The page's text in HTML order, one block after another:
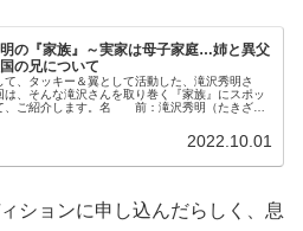
の『家族』～実家は母子家庭…姉と異父
の兄について
て、タッキー＆翼として活動した、滝沢秀明さ
は、そんな滝沢さんを取り巻く『家族』にスポッ
、ご紹介します。名 前：滝沢秀明（たきざ
2022.10.01
ションに申し込んだらしく、息